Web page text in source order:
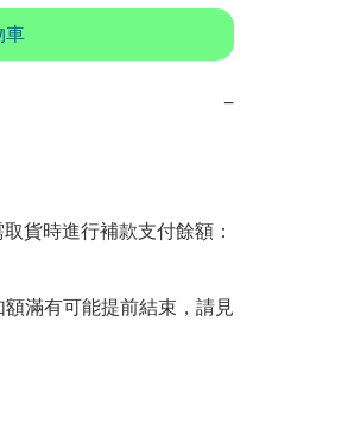
車
−
貨時進行補款支付餘額：
滿有可能提前結束，請見